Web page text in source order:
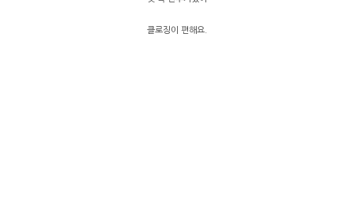
클로징이 편해요.